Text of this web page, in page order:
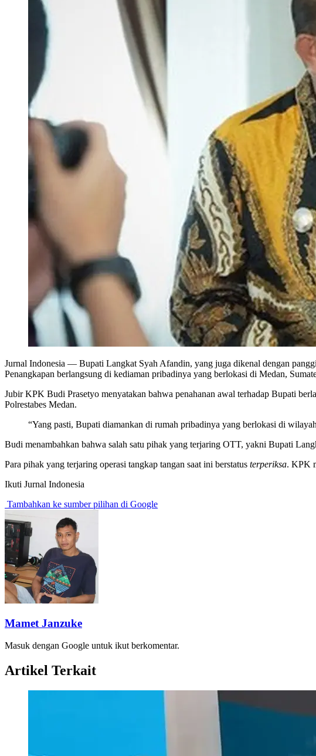
Jurnal Indonesia — Bupati Langkat Syah Afandin, yang juga dikenal dengan
Penangkapan berlangsung di kediaman pribadinya yang berlokasi di Medan,
Jubir KPK Budi Prasetyo menyatakan bahwa penahanan awal terhadap Bupati
Polrestabes Medan.
“Yang pasti, Bupati diamankan di rumah pribadinya yang berlokasi di
Budi menambahkan bahwa salah satu pihak yang terjaring OTT, yakni Bupati
Para pihak yang terjaring operasi tangkap tangan saat ini berstatus terperiksa. KPK
Ikuti Jurnal Indonesia
Tambahkan ke sumber pilihan di Google
Mamet Janzuke
Masuk dengan Google untuk ikut berkomentar.
Artikel Terkait